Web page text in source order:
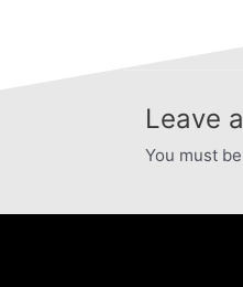
Leave
You must be